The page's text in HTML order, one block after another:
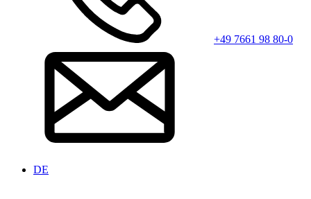
+49 7661 98 80-0
DE